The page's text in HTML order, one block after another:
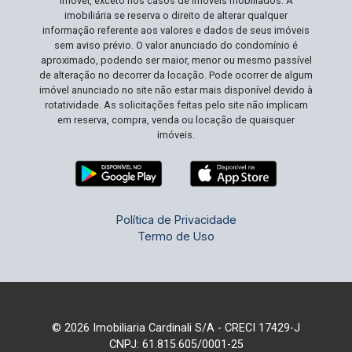
desejados como Vila Max. Esta é a sua chance
de investir em um espaço que continua a ganhar
valor, permitindo que você desfrute tanto do
processo de construção quanto dos benefícios a
longo prazo. Agende sua visita e comece a
planejar a construção da sua futura casa!
imobiliária se reserva o direito de alterar qualquer
informação referente aos valores e dados de seus imóveis
sem aviso prévio. O valor anunciado do condomínio é
aproximado, podendo ser maior, menor ou mesmo passível
de alteração no decorrer da locação. Pode ocorrer de algum
imóvel anunciado no site não estar mais disponível devido à
rotatividade. As solicitações feitas pelo site não implicam
em reserva, compra, venda ou locação de quaisquer
imóveis.
Política de Privacidade
Termo de Uso
© 2026 Imobiliaria Cardinali S/A - CRECI 17429-J
CNPJ: 61.815.605/0001-25